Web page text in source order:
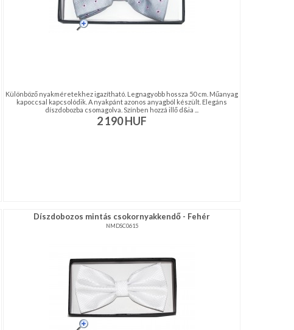
Különböző nyakméretekhez igazítható. Legnagyobb hossza 50 cm. Műanyag
kapoccsal kapcsolódik. A nyakpánt azonos anyagból készült. Elegáns
díszdobozba csomagolva. Színben hozzá illő d&ia ...
2 190HUF
Díszdobozos mintás csokornyakkendő - Fehér
NMDSC0615